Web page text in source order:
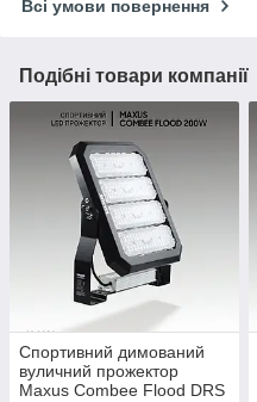
Всі умови повернення
Подібні товари компанії
Спортивний димований
вуличний прожектор
Maxus Combee Flood DRS